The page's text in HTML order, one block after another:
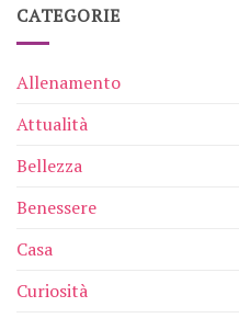
CATEGORIE
Allenamento
Attualità
Bellezza
Benessere
Casa
Curiosità